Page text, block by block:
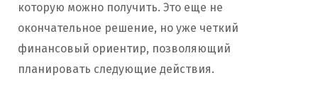
которую можно получить. Это еще не
окончательное решение, но уже четкий
финансовый ориентир, позволяющий
планировать следующие действия.